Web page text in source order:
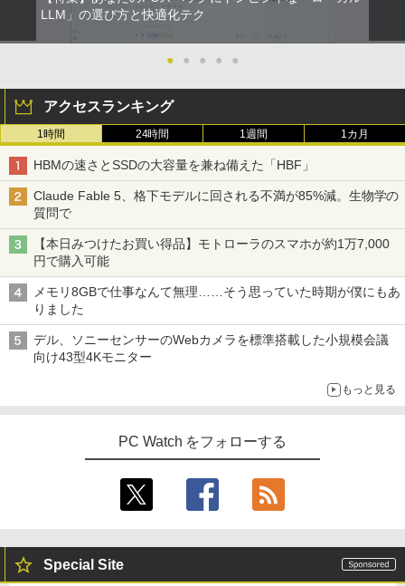
LLM」の選び方と快適化テク
● ● ● ● ●
アクセスランキング
1時間 24時間 1週間 1カ月
HBMの速さとSSDの大容量を兼ね備えた「HBF」
Claude Fable 5、格下モデルに回される不満が85%減。生物学の
質問で
【本日みつけたお買い得品】モトローラのスマホが約1万7,000
円で購入可能
メモリ8GBで仕事なんて無理……そう思っていた時期が僕にもあ
りました
デル、ソニーセンサーのWebカメラを標準搭載した小規模会議
向け43型4Kモニター
もっと見る
PC Watch をフォローする
Special Site